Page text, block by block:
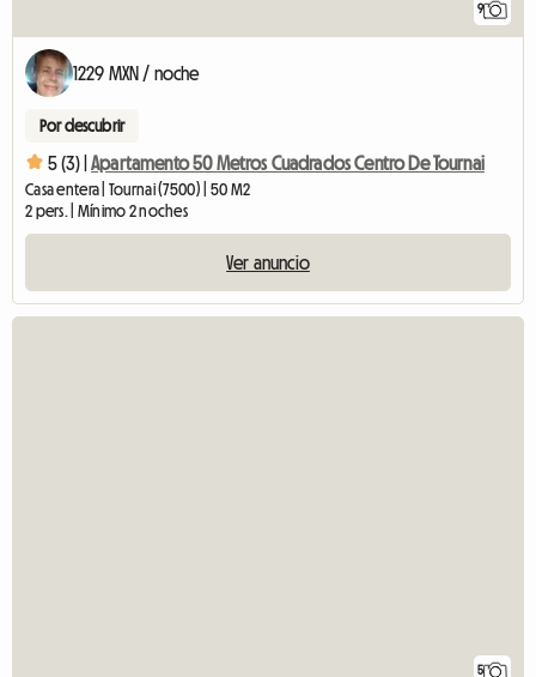
9
1229 MXN / noche
Por descubrir
5 (3) | Apartamento 50 Metros Cuadrados Centro De Tournai
Casa entera | Tournai (7500) | 50 M2
2 pers. | Mínimo 2 noches
Ver anuncio
5